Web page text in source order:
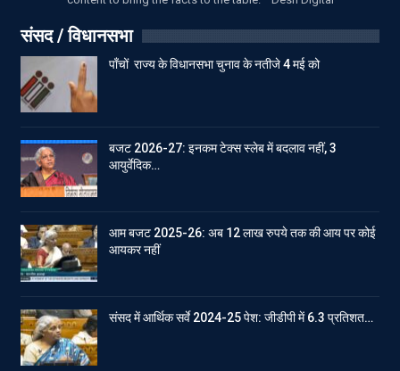
संसद / विधानसभा
पाँचों राज्य के विधानसभा चुनाव के नतीजे 4 मई को
बजट 2026-27: इनकम टेक्स स्लेब में बदलाव नहीं, 3
आयुर्वेदिक…
आम बजट 2025-26: अब 12 लाख रुपये तक की आय पर कोई
आयकर नहीं
संसद में आर्थिक सर्वे 2024-25 पेश: जीडीपी में 6.3 प्रतिशत…